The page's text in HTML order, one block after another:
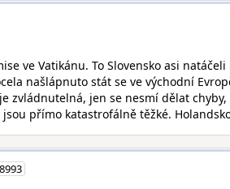
ve Vatikánu. To Slovensko asi
našlápnuto stát se ve východní
zvládnutelná, jen se nesmí dělat
jsou přímo katastrofálně těžké.
8993